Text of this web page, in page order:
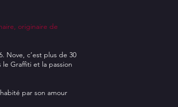
originaire de
Nove, c’est plus de 30
Graffiti et la passion
par son amour